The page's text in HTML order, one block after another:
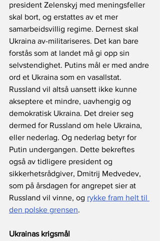
president Zelenskyj med meningsfeller
skal bort, og erstattes av et mer
samarbeidsvillig regime. Dernest skal
Ukraina av-militariseres. Det kan bare
forstås som at landet må gi opp sin
selvstendighet. Putins mål er med andre
ord et Ukraina som en vasallstat.
Russland vil altså uansett ikke kunne
akseptere et mindre, uavhengig og
demokratisk Ukraina. Det dreier seg
dermed for Russland om hele Ukraina,
eller nederlag. Og nederlag betyr for
Putin undergangen. Dette bekreftes
også av tidligere president og
sikkerhetsrådgiver, Dmitrij Medvedev,
som på årsdagen for angrepet sier at
Russland vil vinne, og rykke fram helt til
den polske grensen.
Ukrainas krigsmål